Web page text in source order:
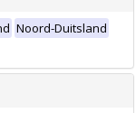
Noord-Duitsland